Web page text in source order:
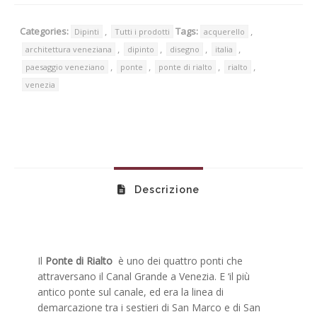
Categories: Dipinti , Tutti i prodotti Tags: acquerello ,
architettura veneziana , dipinto , disegno , italia ,
paesaggio veneziano , ponte , ponte di rialto , rialto ,
venezia
Descrizione
Il Ponte di Rialtoè uno dei quattro ponti che
attraversano il Canal Grande a Venezia. E ‘il più
antico ponte sul canale, ed era la linea di
demarcazione tra i sestieri di San Marco e di San